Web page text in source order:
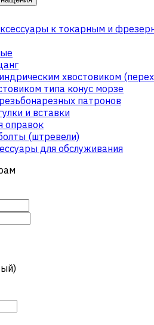
к токарным и
хвостовиком
типа конус морзе
патронов
и вставки
оправок
(штревели)
для обслуживания